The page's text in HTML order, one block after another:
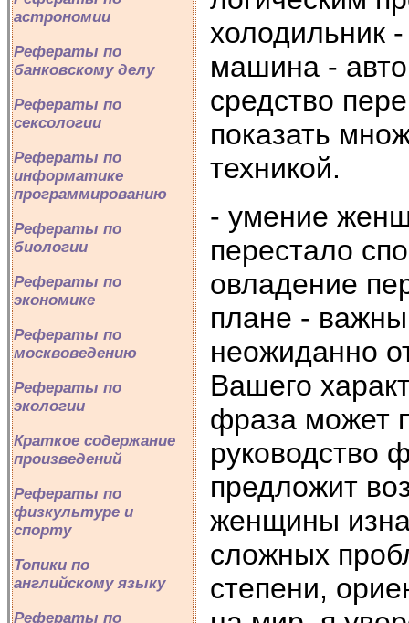
астрономии
Рефераты по
банковскому делу
Рефераты по
сексологии
Рефераты по
информатике
программированию
Рефераты по
биологии
Рефераты по
экономике
Рефераты по
москвоведению
Рефераты по
экологии
Краткое содержание
произведений
Рефераты по
физкультуре и
спорту
Топики по
английскому языку
Рефераты по
холодильник
машина -
средство
показать
техникой.
- умение
перестало
овладение
плане -
неожиданно
Вашего
фраза может
руководство
предложит
женщины
сложных
степени,